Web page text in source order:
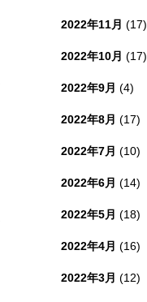
2022年11月 (17)
2022年10月 (17)
2022年9月 (4)
2022年8月 (17)
2022年7月 (10)
2022年6月 (14)
2022年5月 (18)
2022年4月 (16)
2022年3月 (12)